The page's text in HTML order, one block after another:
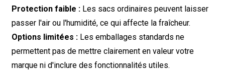
Protection faible :Les sacs ordinaires peuvent laisser
passer l'air ou l'humidité, ce qui affecte la fraîcheur.
Options limitées :Les emballages standards ne
permettent pas de mettre clairement en valeur votre
marque ni d'inclure des fonctionnalités utiles.